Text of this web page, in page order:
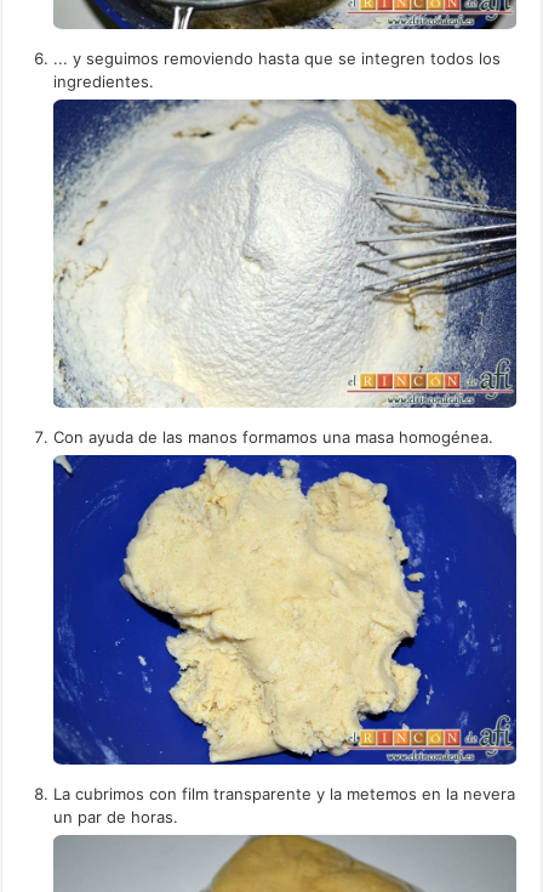
... y seguimos removiendo hasta que se integren todos los
ingredientes.
Con ayuda de las manos formamos una masa homogénea.
La cubrimos con film transparente y la metemos en la nevera
un par de horas.